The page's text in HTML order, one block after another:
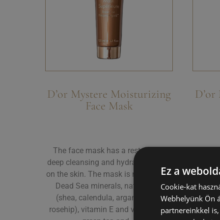
D’or Mystere Moisturizing
Face Mask
The face mask has a restorative,
deep cleansing and hydrating effect
on the skin. The mask is made up of
Dead Sea minerals, natural oils
(shea, calendula, argan, jojoba,
rosehip), vitamin E and vitamin B5,
Ez a
Cookie-kat
Webhelyünk Ön
partnereinkkel